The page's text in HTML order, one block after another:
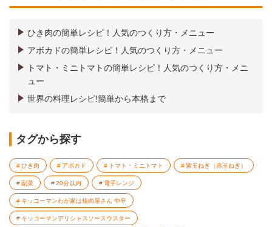
ひき肉の簡単レシピ！人気のつくり方・メニュー
アボカドの簡単レシピ！人気のつくり方・メニュー
トマト・ミニトマトの簡単レシピ！人気のつくり方・メニ
ュー
世界の料理レシピ!簡単から本格まで
タグから探す
ひき肉 アボカド トマト・ミニトマト 紫玉ねぎ（赤玉ねぎ）
副菜 20分以内 電子レンジ
キッコーマンわが家は焼肉屋さん 中辛
キッコーマンデリシャスソースウスター